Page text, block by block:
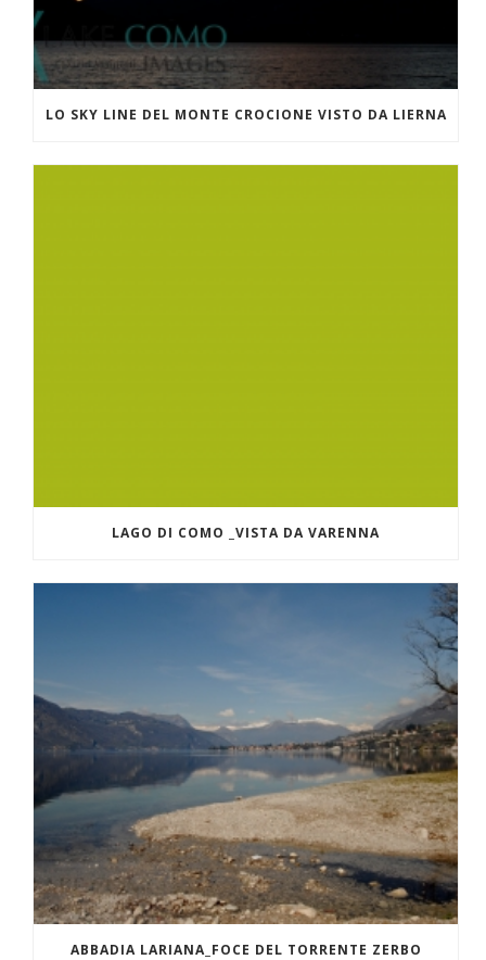
LO SKY LINE DEL MONTE CROCIONE VISTO DA LIERNA
LAGO DI COMO _VISTA DA VARENNA
ABBADIA LARIANA_FOCE DEL TORRENTE ZERBO